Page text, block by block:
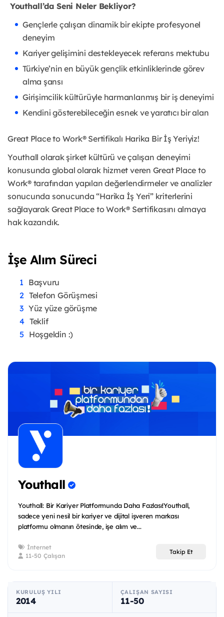
Youthall’da Seni Neler Bekliyor?
Gençlerle çalışan dinamik bir ekipte profesyonel
deneyim
Kariyer gelişimini destekleyecek referans mektubu
Türkiye’nin en büyük gençlik etkinliklerinde görev
alma şansı
Girişimcilik kültürüyle harmanlanmış bir iş deneyimi
Kendini gösterebileceğin esnek ve yaratıcı bir alan
Great Place to Work® Sertifikalı Harika Bir İş Yeriyiz!
Youthall olarak şirket kültürü ve çalışan deneyimi
konusunda global olarak hizmet veren Great Place to
Work® tarafından yapılan değerlendirmeler ve analizler
sonucunda sonucunda “Harika İş Yeri” kriterlerini
sağlayarak Great Place to Work® Sertifikasını almaya
hak kazandık.
İşe Alım Süreci
Başvuru
Telefon Görüşmesi
Yüz yüze görüşme
Teklif
Hoşgeldin :)
Youthall
Youthall: Bir Kariyer Platformunda Daha Fazlası!Youthall,
sadece yeni nesil bir kariyer ve dijital işveren markası
platformu olmanın ötesinde, işe alım ve...
İnternet
11-50 Çalışan
Takip Et
KURULUŞ YILI
2014
ÇALIŞAN SAYISI
11-50